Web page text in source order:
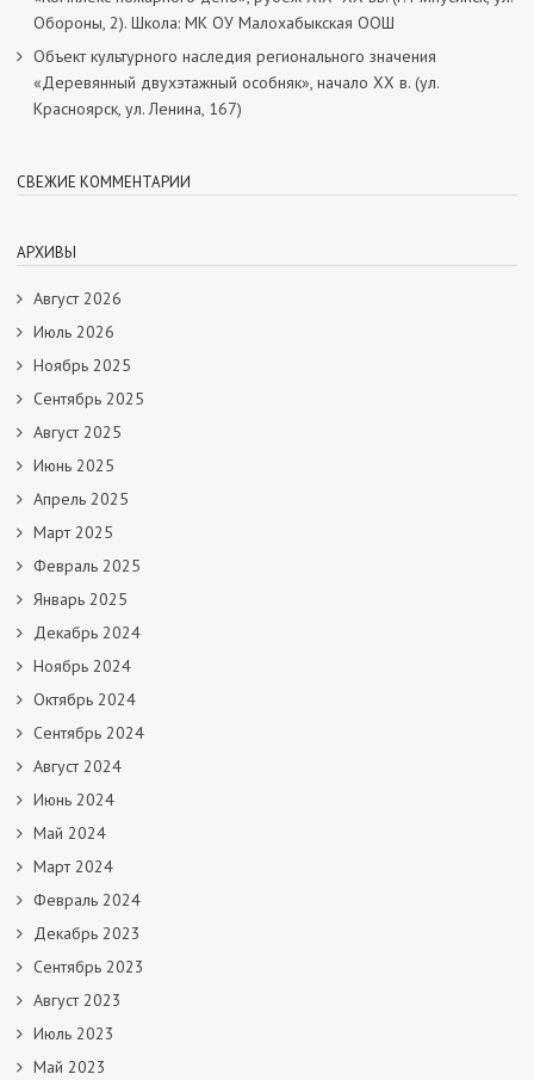
Обороны, 2). Школа: МК ОУ Малохабыкская ООШ
Объект культурного наследия регионального значения
«Деревянный двухэтажный особняк», начало ХХ в. (ул.
Красноярск, ул. Ленина, 167)
СВЕЖИЕ КОММЕНТАРИИ
АРХИВЫ
Август 2026
Июль 2026
Ноябрь 2025
Сентябрь 2025
Август 2025
Июнь 2025
Апрель 2025
Март 2025
Февраль 2025
Январь 2025
Декабрь 2024
Ноябрь 2024
Октябрь 2024
Сентябрь 2024
Август 2024
Июнь 2024
Май 2024
Март 2024
Февраль 2024
Декабрь 2023
Сентябрь 2023
Август 2023
Июль 2023
Май 2023